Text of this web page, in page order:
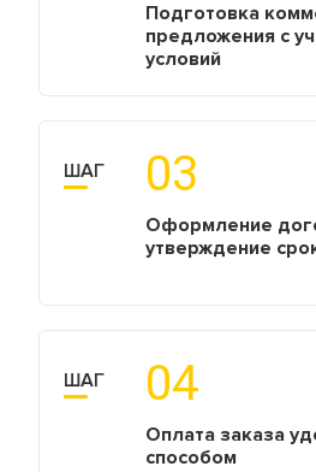
Подготовка
предложения с
условий
ШАГ 03
Оформление
утверждение
ШАГ 04
Оплата заказа
способом